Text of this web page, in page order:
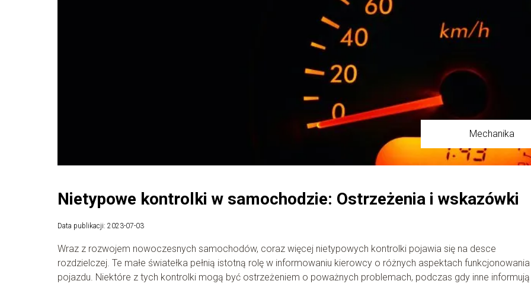
Mechanika
Nietypowe kontrolki w samochodzie: Ostrzeżenia i wskazówki
Data publikacji: 2023-07-03
Wraz z rozwojem nowoczesnych samochodów, coraz więcej nietypowych kontrolki pojawia się na desce
rozdzielczej. Te małe światełka pełnią istotną rolę w informowaniu kierowcy o różnych aspektach funkcjonowania
pojazdu. Niektóre z tych kontrolki mogą być ostrzeżeniem o poważnych problemach, podczas gdy inne